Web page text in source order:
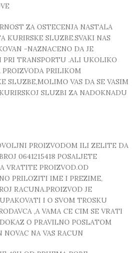
ZA OSTECENJA NASTALA
KURIRSKE SLUZBE.SVAKI NAS
-NAZNACENO DA JE
PRI TRANSPORTU .ALI UKOLIKO
PROIZVODA PRILIKOM
SLUZBE,MOLIMO VAS DA SE VASIM
SLUZBI ZA NADOKNADU
PROIZVODOM ILI ZELITE DA
0641215418 POSALJETE
VRATITE PROIZVOD.OD
PRILOZITI IME I PREZIME,
RACUNA.PROIZVOD JE
I O SVOM TROSKU
,A VAMA CE CIM SE VRATI
O PRAVILNO POSLATOM
NA VAS RACUN